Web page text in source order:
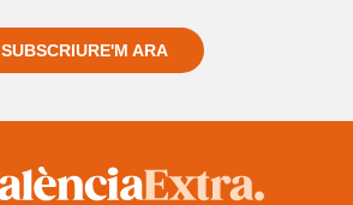
SUBSCRIURE'M ARA